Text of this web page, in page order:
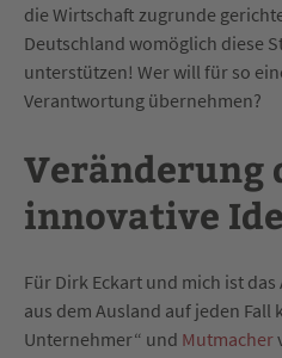
die Wirtschaft zugrunde
Deutschland womöglich diese
unterstützen! Wer will für so
Verantwortung übernehmen?
Veränderung
innovative
Für Dirk Eckart und mich ist
aus dem Ausland auf jeden Fall
Unternehmer“ und Mutmacher